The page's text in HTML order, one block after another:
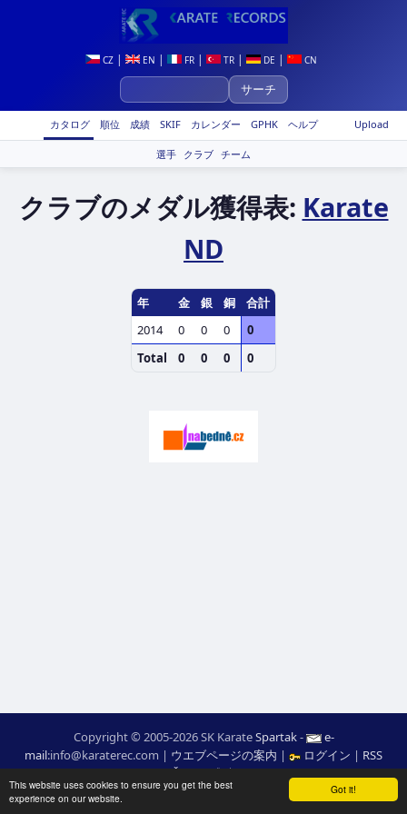
Got it!
This website uses cookies to ensure you get the best
experience on our website.
CZ| EN | FR| TR| DE | CN
Upload
カタログ 順位 成績 SKIF カレンダー GPHK ヘルプ
選手 クラブ チーム
クラブのメダル獲得表: Karate
ND
年 金 銀 銅
合計
2014
0 0 0
0
Total
0 0 0 0
Copyright © 2005-2026 SK KarateSpartak-
e-
mail:moc.ceretarak@ofni | ウエブページの案内 | ログイン | RSS
webdesign:Ing. Pavel Švojgr,成績 karate: Mgr. Jiří Kotala